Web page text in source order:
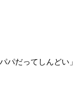
だってしんどい」